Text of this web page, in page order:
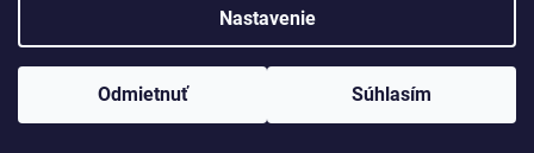
Nastavenie
Odmietnuť Súhlasím
KONTAKT